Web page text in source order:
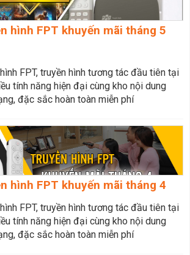
hình FPT khuyến mãi tháng 5
FPT, truyền hình tương tác đầu tiên tại
tính năng hiện đại cùng kho nội dung
đặc sắc hoàn toàn miễn phí
hình FPT khuyến mãi tháng 4
FPT, truyền hình tương tác đầu tiên tại
tính năng hiện đại cùng kho nội dung
đặc sắc hoàn toàn miễn phí